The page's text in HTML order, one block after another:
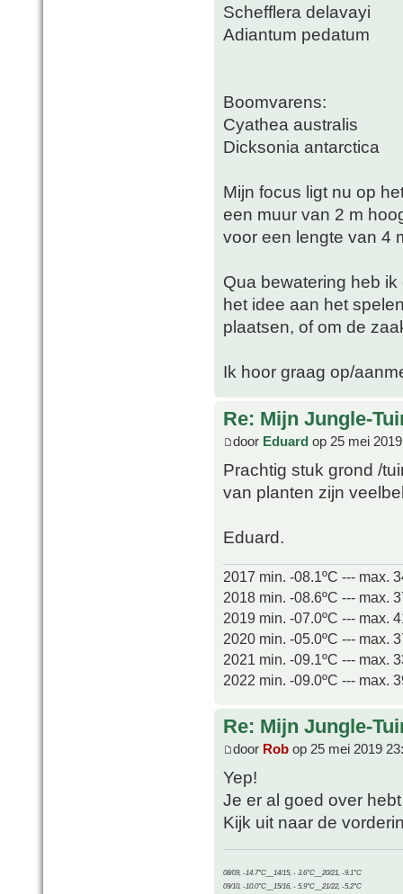
Schefflera delavayi
Adiantum pedatum
Boomvarens:
Cyathea australis
Dicksonia antarctica
Mijn focus ligt nu op
een muur van 2 m
voor een lengte van 4
Qua bewatering heb
het idee aan het
plaatsen, of om de
Ik hoor graag op/
Re: Mijn Jungle-
door Eduard op 25 mei
Prachtig stuk grond /
van planten zijn
Eduard.
2017 min. -08.1ºC --- max.
2018 min. -08.6ºC --- max.
2019 min. -07.0ºC --- max.
2020 min. -05.0ºC --- max.
2021 min. -09.1ºC --- max.
2022 min. -09.0ºC --- max.
Re: Mijn Jungle-
door Rob op 25 mei 2019
Yep!
Je er al goed over
Kijk uit naar de
08/09, -14.7°C__14/15, - 3.6°C__20/21, -9.1°C
09/10, -10.0°C__15/16, - 5.9°C__21/22, -5.2°C